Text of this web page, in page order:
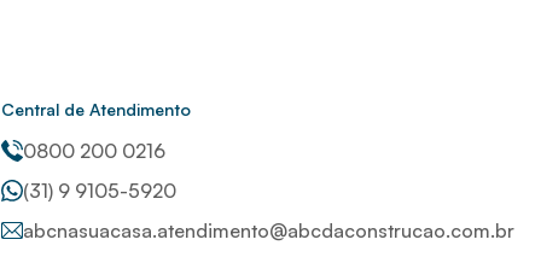
Central de Atendimento
0800 200 0216
(31) 9 9105-5920
abcnasuacasa.atendimento@abcdaconstrucao.com.br